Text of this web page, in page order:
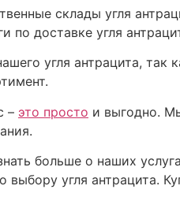
склады угля
по доставке угля
угля антрацита,
– это просто и выгодно.
больше о наших
выбору угля антрацита.